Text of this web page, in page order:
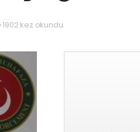
1902 kez okundu.